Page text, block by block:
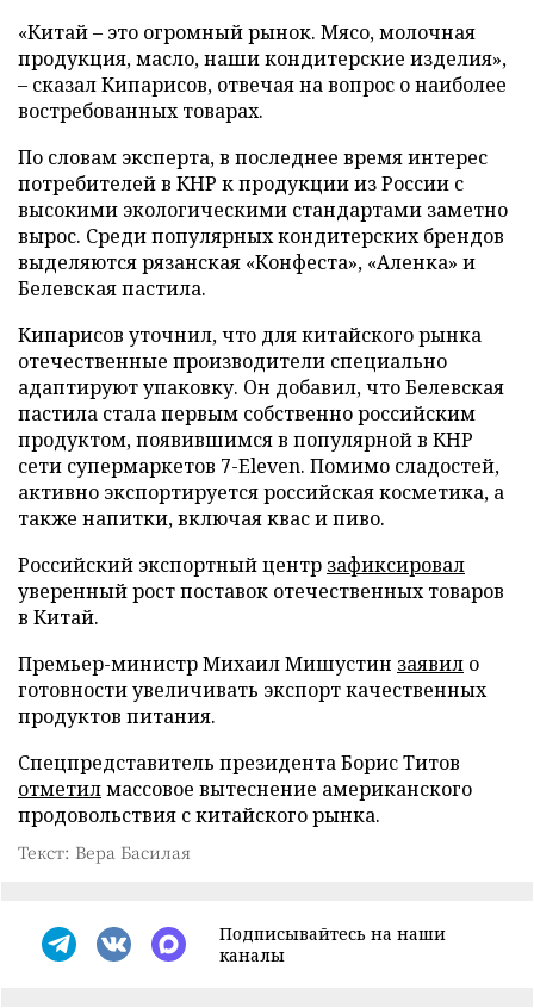
«Китай – это огромный рынок. Мясо, молочная
продукция, масло, наши кондитерские изделия»,
– сказал Кипарисов, отвечая на вопрос о наиболее
востребованных товарах.
По словам эксперта, в последнее время интерес
потребителей в КНР к продукции из России с
высокими экологическими стандартами заметно
вырос. Среди популярных кондитерских брендов
выделяются рязанская «Конфеста», «Аленка» и
Белевская пастила.
Кипарисов уточнил, что для китайского рынка
отечественные производители специально
адаптируют упаковку. Он добавил, что Белевская
пастила стала первым собственно российским
продуктом, появившимся в популярной в КНР
сети супермаркетов 7-Eleven. Помимо сладостей,
активно экспортируется российская косметика, а
также напитки, включая квас и пиво.
Российский экспортный центр зафиксировал
уверенный рост поставок отечественных товаров
в Китай.
Премьер-министр Михаил Мишустин заявил о
готовности увеличивать экспорт качественных
продуктов питания.
Спецпредставитель президента Борис Титов
отметилмассовое вытеснение американского
продовольствия с китайского рынка.
Текст: Вера Басилая
Подписывайтесь на наши
каналы